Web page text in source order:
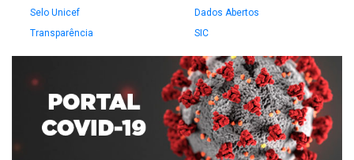
Selo Unicef
Dados Abertos
Transparência
SIC